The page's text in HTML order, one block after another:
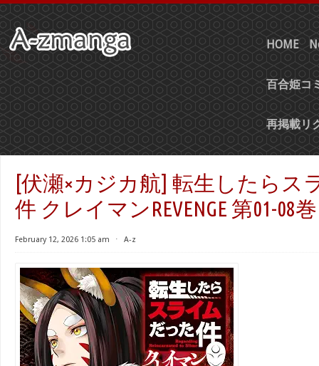
HOME
百合姫コ
再掲載リ
[伏瀬×カジカ航] 転生したらス
件 クレイマンREVENGE 第01-08巻
February 12, 2026 1:05 am ⋅ A-z